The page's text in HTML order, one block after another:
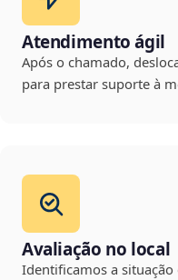
Atendimento ágil
Após o chamado,
para prestar suporte à
Avaliação no local
Identificamos a